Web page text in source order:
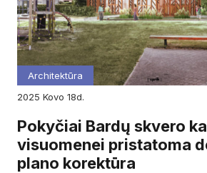
Architektūra
2025
kovo 18d.
Pokyčiai Bardų skvero
visuomenei pristatoma
plano korektūra